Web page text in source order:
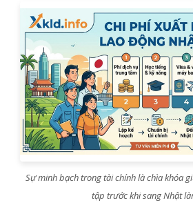
Sự minh bạch trong tài chính là chìa khóa
tập trước khi sang Nhật